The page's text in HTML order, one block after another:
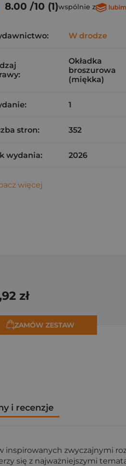
8.00 /10 (1)wspólnie z
W drodze
Okładka
broszurowa
(miękka)
1
stron: 352
wydania: 2026
więcej
zł
ZAMÓW ZESTAW
i recenzje
inspirowanych zwyczajnymi
się z najważniejszymi